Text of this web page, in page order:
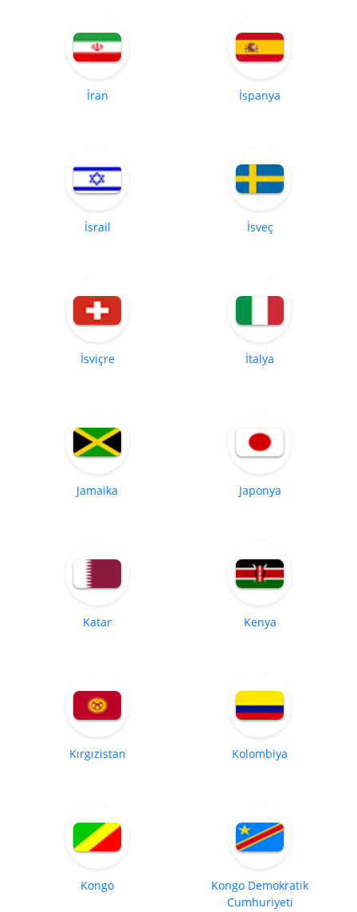
İran İspanya
İsrail İsveç
İsviçre İtalya
Jamaika Japonya
Katar Kenya
Kırgızistan Kolombiya
Kongo
Kongo Demokratik
Cumhuriyeti